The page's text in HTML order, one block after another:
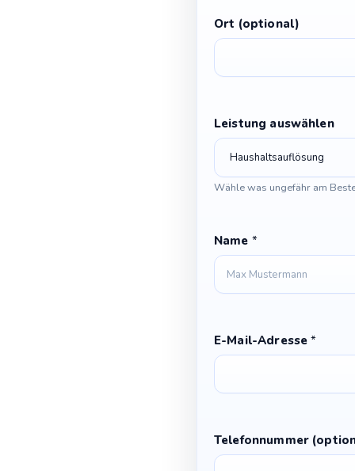
Ort (optional)
Leistung auswählen
Wähle was ungefähr am
c
h
O
Z
u
t
m
u
g
Name *
E-Mail-Adresse*
Telefonnummer